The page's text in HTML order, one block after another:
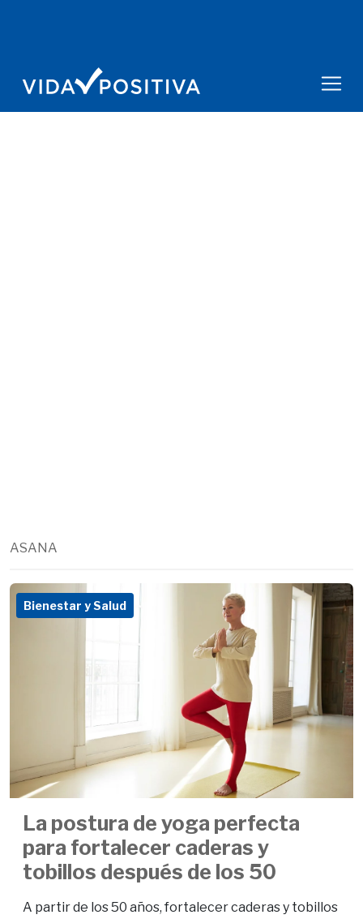
ASANA
Bienestar y Salud
La postura de yoga perfecta
para fortalecer caderas y
tobillos después de los 50
A partir de los 50 años, fortalecer caderas y tobillos